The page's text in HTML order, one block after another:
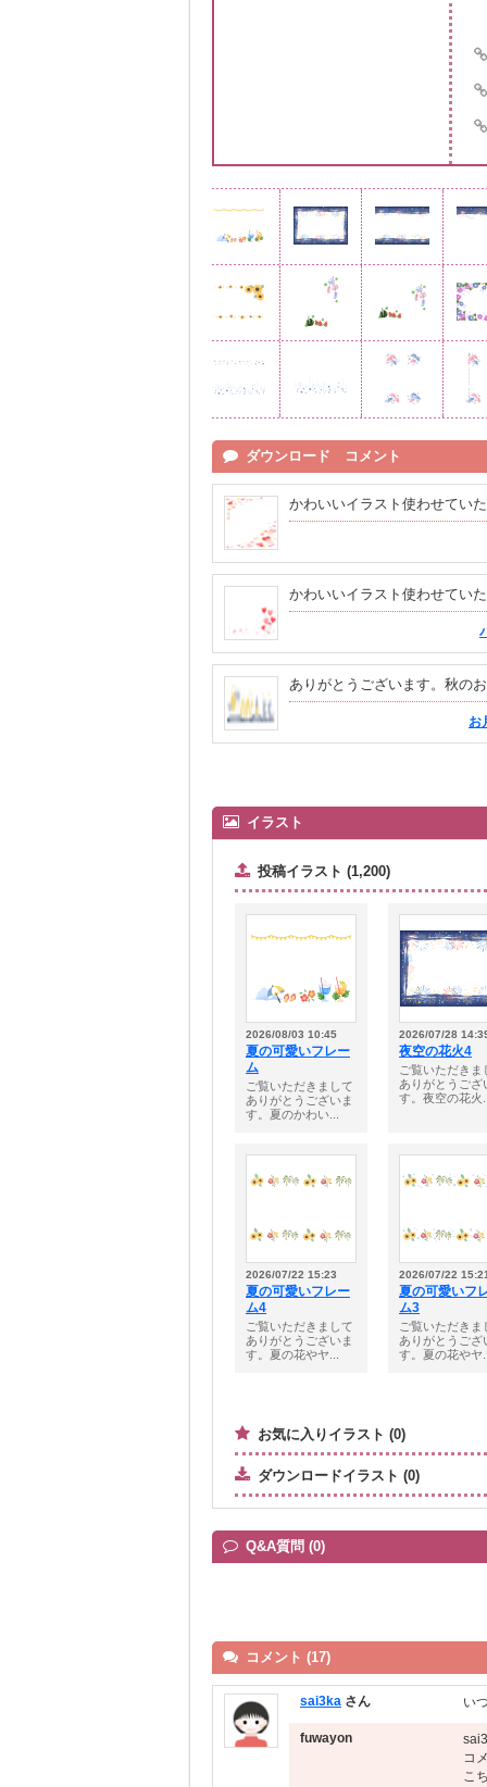
ダウンロード コメント
かわいいイラスト使わせてい
かわいいイラスト使わせてい
ありがとうございます。秋の
お
イラスト
投稿イラスト (1,200)
2026/08/03 10:45
夏の可愛いフレー
ム
ご覧いただきまして
ありがとうございま
す。夏のかわい...
2026/07/28
夜空の花火4
ご覧いただきま
ありがとうござ
す。夜空の花火
2026/07/22 15:23
夏の可愛いフレー
ム4
ご覧いただきまして
ありがとうございま
す。夏の花やヤ...
2026/07/22
夏の可愛いフ
ム3
ご覧いただきま
ありがとうござ
す。夏の花やヤ
お気に入りイラスト (0)
ダウンロードイラスト (0)
Q&A質問 (0)
コメント (17)
sai3ka さん い
fuwayon
コ
こ